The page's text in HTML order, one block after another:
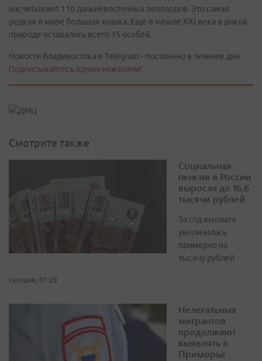
насчитывают 110 дальневосточных леопардов. Это самая
редкая в мире большая кошка. Еще в начале XXI века в дикой
природе оставалось всего 35 особей.
Новости Владивостока в Telegram - постоянно в течение дня.
Подписывайтесь одним нажатием!
Смотрите также
Социальная
пенсия в России
выросла до 16,6
тысячи рублей
За год выплата
увеличилась
примерно на
тысячу рублей
сегодня, 01:28
Нелегальных
мигрантов
продолжают
выявлять в
Приморье